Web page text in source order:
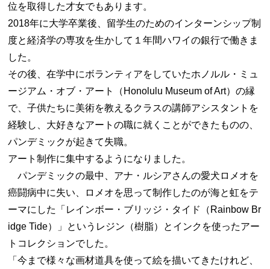
位を取得した才女でもあります。
2018年に大学卒業後、留学生のためのインターンシップ制
度と経済学の専攻を生かして１年間ハワイの銀行で働きま
した。
その後、在学中にボランティアをしていたホノルル・ミュ
ージアム・オブ・アート（Honolulu Museum of Art）の縁
で、子供たちに美術を教えるクラスの講師アシスタントを
経験し、大好きなアートの職に就くことができたものの、
パンデミックが起きて失職。
アート制作に集中するようになりました。
パンデミックの最中、アナ・ルシアさんの愛犬ロメオを
癌闘病中に失い、ロメオを思って制作したのが海と虹をテ
ーマにした「レインボー・ブリッジ・タイド（Rainbow Br
idge Tide）」というレジン（樹脂）とインクを使ったアー
トコレクションでした。
「今まで様々な画材道具を使って絵を描いてきたけれど、